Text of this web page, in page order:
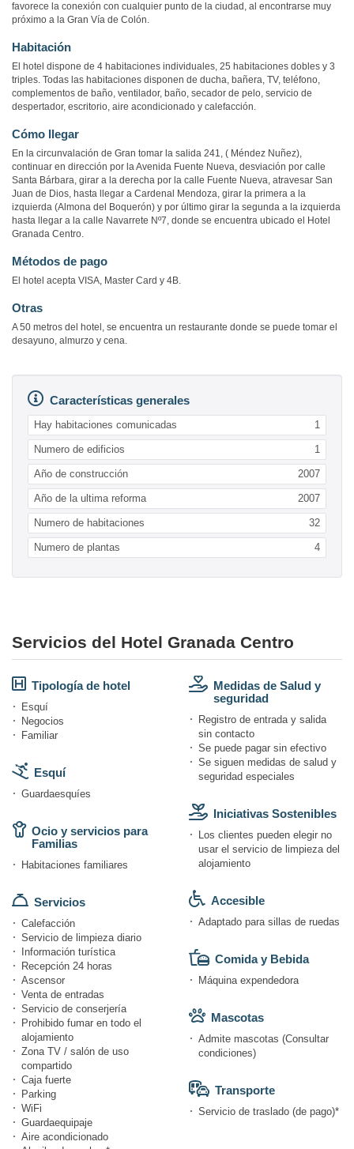
favorece la conexión con cualquier punto de la ciudad, al encontrarse muy
próximo a la Gran Vía de Colón.
Habitación
El hotel dispone de 4 habitaciones individuales, 25 habitaciones dobles y 3
triples. Todas las habitaciones disponen de ducha, bañera, TV, teléfono,
complementos de baño, ventilador, baño, secador de pelo, servicio de
despertador, escritorio, aire acondicionado y calefacción.
Cómo llegar
En la circunvalación de Gran tomar la salida 241, ( Méndez Nuñez),
continuar en dirección por la Avenida Fuente Nueva, desviación por calle
Santa Bárbara, girar a la derecha por la calle Fuente Nueva, atravesar San
Juan de Dios, hasta llegar a Cardenal Mendoza, girar la primera a la
izquierda (Almona del Boquerón) y por último girar la segunda a la izquierda
hasta llegar a la calle Navarrete Nº7, donde se encuentra ubicado el Hotel
Granada Centro.
Métodos de pago
El hotel acepta VISA, Master Card y 4B.
Otras
A 50 metros del hotel, se encuentra un restaurante donde se puede tomar el
desayuno, almurzo y cena.
Características generales
Hay habitaciones comunicadas 1
Numero de edificios 1
Año de construcción 2007
Año de la ultima reforma 2007
Numero de habitaciones 32
Numero de plantas 4
Servicios del Hotel Granada Centro
Tipología de hotel
Esquí
Negocios
Familiar
Esquí
Guardaesquíes
Ocio y servicios para
Familias
Habitaciones familiares
Servicios
Calefacción
Servicio de limpieza diario
Información turística
Recepción 24 horas
Ascensor
Venta de entradas
Servicio de conserjería
Prohibido fumar en todo el
alojamiento
Zona TV / salón de uso
compartido
Caja fuerte
Parking
WiFi
Guardaequipaje
Aire acondicionado
Medidas de Salud y
seguridad
Registro de entrada y salida
sin contacto
Se puede pagar sin efectivo
Se siguen medidas de salud y
seguridad especiales
Iniciativas Sostenibles
Los clientes pueden elegir no
usar el servicio de limpieza del
alojamiento
Accesible
Adaptado para sillas de ruedas
Comida y Bebida
Máquina expendedora
Mascotas
Admite mascotas (Consultar
condiciones)
Transporte
Servicio de traslado (de pago)*